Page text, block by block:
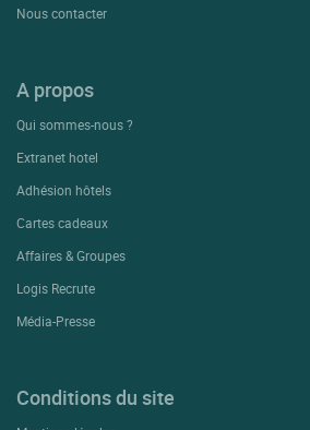
Nous contacter
A propos
Qui sommes-nous ?
Extranet hotel
Adhésion hôtels
Cartes cadeaux
Affaires & Groupes
Logis Recrute
Média-Presse
Conditions du site